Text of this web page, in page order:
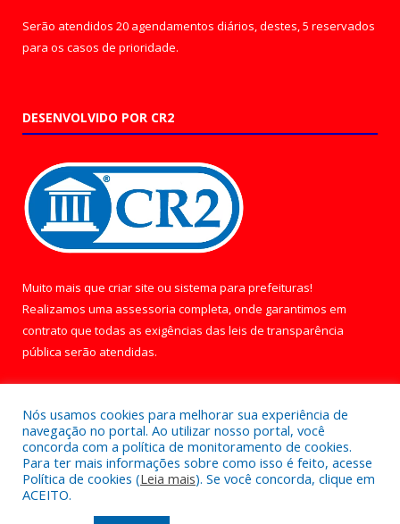
Serão atendidos 20 agendamentos diários, destes, 5 reservados
para os casos de prioridade.
DESENVOLVIDO POR CR2
Muito mais que criar site ou sistema para prefeituras!
Realizamos uma assessoria completa, onde garantimos em
contrato que todas as exigências das leis de transparência
pública serão atendidas.
Todos os direitos reservados a Câmara Municipal de Óbidos.
Nós usamos cookies para melhorar sua experiência de
navegação no portal. Ao utilizar nosso portal, você
concorda com a política de monitoramento de cookies.
Para ter mais informações sobre como isso é feito, acesse
Política de cookies (Leia mais). Se você concorda, clique em
ACEITO.